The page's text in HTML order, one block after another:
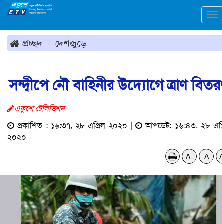
প্রচ্ছদ দেশজুড়ে
সন্দ্বীপে নৌ বাহিনীর উদ্যোগে ত্রাণ
একুশে টেলিভিশন
প্রকাশিত : ১৬:৩৭, ২৮ এপ্রিল ২০২০ |
আপডেট: ১৬:৪৩, ২৮
২০২০
A- A